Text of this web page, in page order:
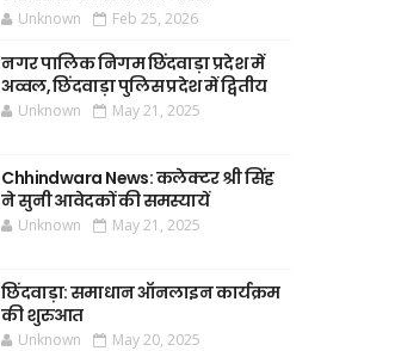
Unknown Feb 25, 2026
नगर पालिक निगम छिंदवाड़ा प्रदेश में
अव्वल, छिंदवाड़ा पुलिस प्रदेश में द्वितीय
Unknown May 21, 2025
Chhindwara News: कलेक्टर श्री सिंह
ने सुनी आवेदकों की समस्यायें
Unknown May 21, 2025
छिंदवाड़ा: समाधान ऑनलाइन कार्यक्रम
की शुरुआत
Unknown May 20, 2025